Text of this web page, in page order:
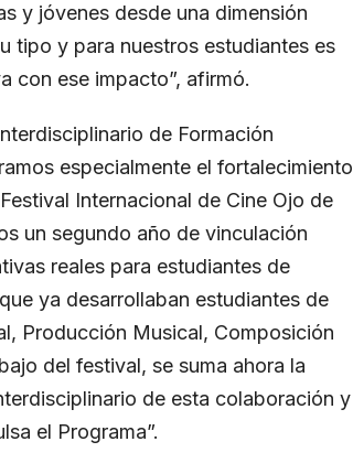
y jóvenes desde una dimensión
tipo y para nuestros estudiantes es
con ese impacto”, afirmó.
de Formación
especialmente el fortalecimiento
Internacional de Cine Ojo de
un segundo año de vinculación
reales para estudiantes de
ya desarrollaban estudiantes de
Producción Musical, Composición
del festival, se suma ahora la
de esta colaboración y
el Programa”.